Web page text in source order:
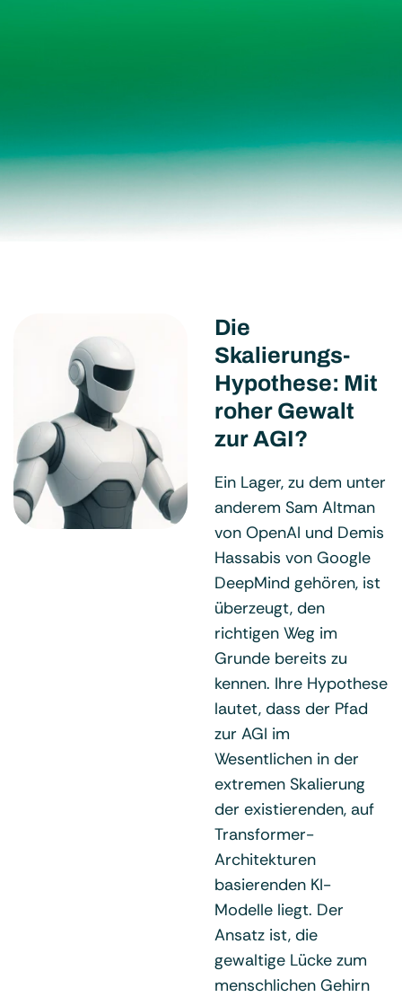
Die
Skalierungs-
Hypothese: Mit
roher Gewalt
zur AGI?
Ein Lager, zu dem unter
anderem Sam Altman
von OpenAI und Demis
Hassabis von Google
DeepMind gehören, ist
überzeugt, den
richtigen Weg im
Grunde bereits zu
kennen. Ihre Hypothese
lautet, dass der Pfad
zur AGI im
Wesentlichen in der
extremen Skalierung
der existierenden, auf
Transformer-
Architekturen
basierenden KI-
Modelle liegt. Der
Ansatz ist, die
gewaltige Lücke zum
menschlichen Gehirn